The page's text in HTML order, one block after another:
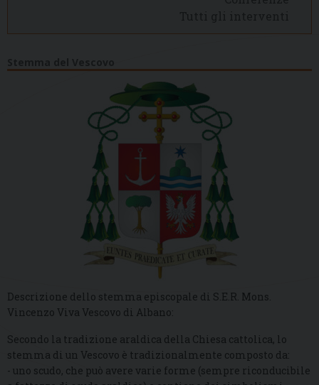
Descrizione dello stemma episcopale di S.E.R. Mons.
Vincenzo Viva Vescovo di Albano:
Secondo la tradizione araldica della Chiesa cattolica, lo
stemma di un Vescovo è tradizionalmente composto da:
- uno scudo, che può avere varie forme (sempre riconducibile